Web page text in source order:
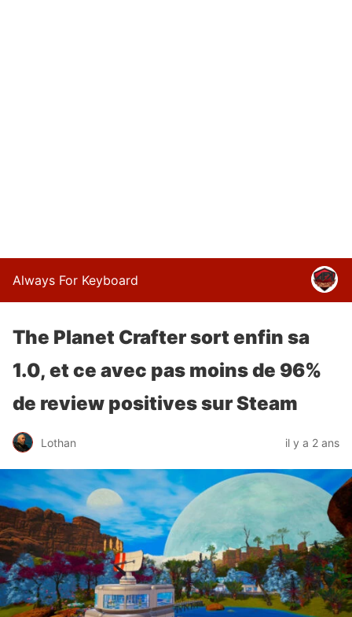
Always For Keyboard
The Planet Crafter sort enfin sa
1.0, et ce avec pas moins de 96%
de review positives sur Steam
Lothan il y a 2 ans